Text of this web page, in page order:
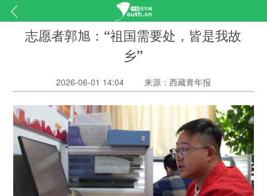
志愿者郭旭：“祖国需要处，皆是我故
乡”
2026-06-01 14:04 来源：西藏青年报